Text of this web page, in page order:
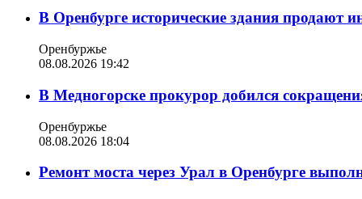
В Оренбурге исторические здания продают
Оренбуржье
08.08.2026 19:42
В Медногорске прокурор добился
Оренбуржье
08.08.2026 18:04
Ремонт моста через Урал в Оренбурге